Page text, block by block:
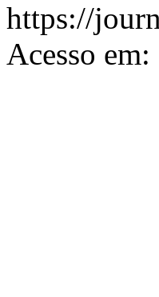
https://
Acesso